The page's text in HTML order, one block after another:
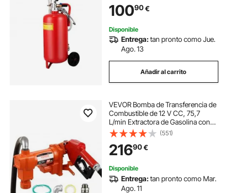
Motocicleta/ Barco/ Caravana
10090€
Disponible
Entrega:tan pronto como Jue.
Ago. 13
Añadir al carrito
VEVOR Bomba de Transferencia de
Combustible de 12 V CC, 75,7
L/min Extractora de Gasolina con
Boquilla Automática y Manguera de
Succión para Mezclas de Gasolina,
Diésel, Queroseno, Etanol, Metanol
(551)
21690€
Disponible
Entrega:tan pronto como Mar.
Ago. 11